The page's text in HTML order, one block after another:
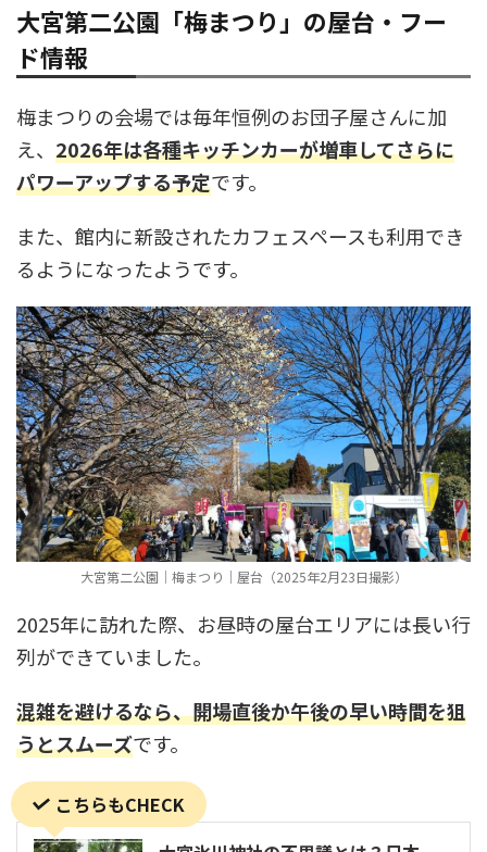
大宮第二公園「梅まつり」の屋台・フー
ド情報
梅まつりの会場では毎年恒例のお団子屋さんに加
え、 2026年は各種キッチンカーが増車してさらに
パワーアップする予定です。
また、館内に新設されたカフェスペースも利用でき
るようになったようです。
大宮第二公園｜梅まつり｜屋台（2025年2月23日撮影）
2025年に訪れた際、お昼時の屋台エリアには長い行
列ができていました。
混雑を避けるなら、開場直後か午後の早い時間を狙
うとスムーズです。
こちらもCHECK